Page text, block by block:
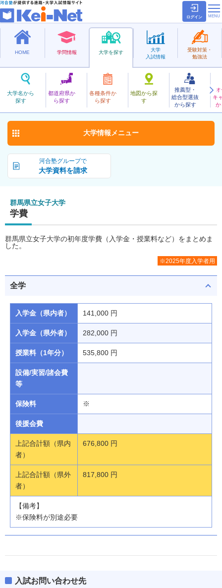
ログイン
HOME 学問情報 大学を探す
大学名から
探す
都道府県か
ら探す
各種条件か
ら探す
地図から探
す
推薦型・
総合型選抜
から探す
キ
か
大学
入試情報
受験対策・
勉強法
公立
ぐんまけんりつじょし
群馬県立女子大学 お気に入り
河合塾グループで
大学資料を請求
大学情報 メニュー
群馬県立女子大学
学費
群馬県立女子大学の初年度学費（入学金・授業料など）をまとめま
した。
※2025年度入学者用
全学
入学金（県内者） 141,000 円
入学金（県外者） 282,000 円
授業料（1年分） 535,800 円
設備/実習/諸会費
等
保険料 ※
後援会費
上記合計額（県内
者）
676,800 円
上記合計額（県外
者）
817,800 円
【備考】
※保険料が別途必要
入試お問い合わせ先